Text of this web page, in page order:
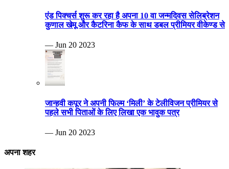
एंड पिक्चर्स शुरू कर रहा है अपना 10 वा जन्मदिवस सेलिब्रेशन
कुणाल खेमू और कैटरिना कैफ के साथ डबल प्रीमियर वीकेण्ड से
— Jun 20 2023
जान्हवी कपूर ने अपनी फिल्म ‘मिली’ के टेलीविजन प्रीमियर से
पहले सभी पिताओं के लिए लिखा एक भावुक पत्र
— Jun 20 2023
अपना शहर